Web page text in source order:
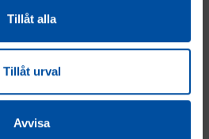
Tillåt alla
Tillåt urval
Avvisa